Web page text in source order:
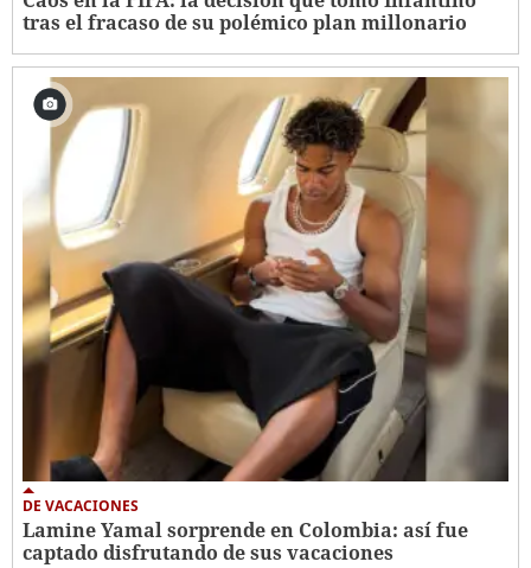
tras el fracaso de su polémico plan millonario
DE VACACIONES
Lamine Yamal sorprende en Colombia: así fue
captado disfrutando de sus vacaciones